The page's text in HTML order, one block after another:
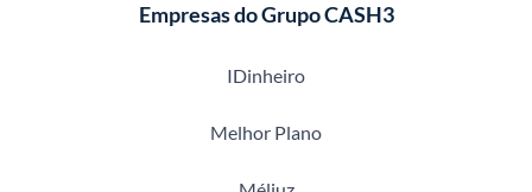
Empresas do Grupo CASH3
IDinheiro
Melhor Plano